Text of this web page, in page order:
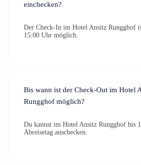
einchecken?
Der Check-In im Hotel Ansitz Rungghof
15:00 Uhr möglich.
Bis wann ist der Check-Out im Hotel
Rungghof möglich?
Du kannst im Hotel Ansitz Rungghof bis
Abreisetag auschecken.